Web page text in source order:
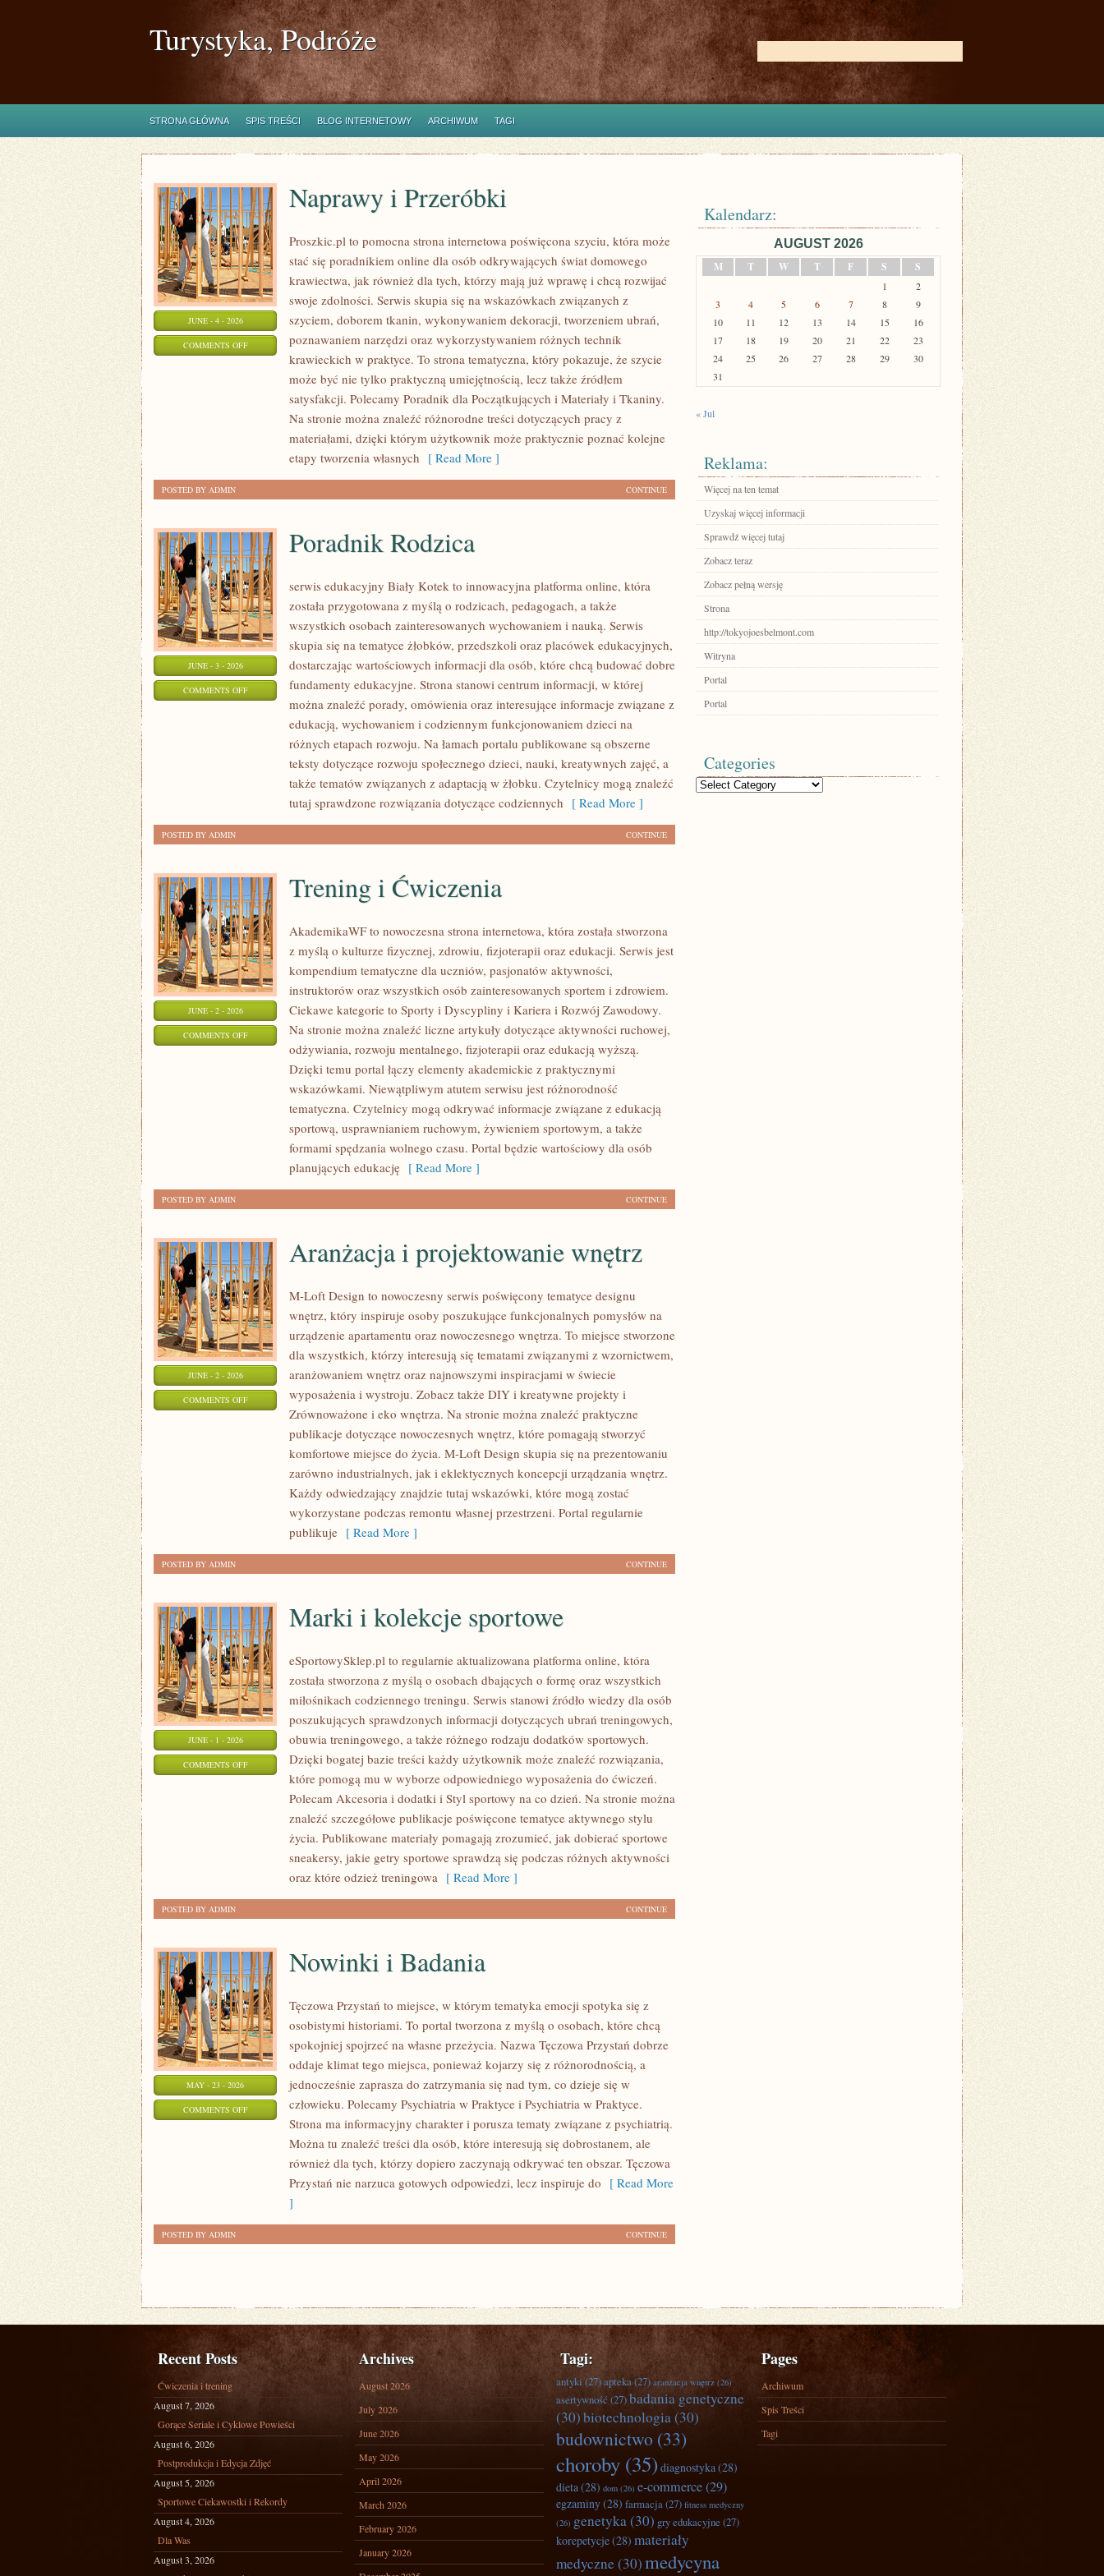
Turystyka, Podróże
STRONA GŁÓWNA SPIS TREŚCI BLOG INTERNETOWY ARCHIWUM TAGI
JUNE - 4 - 2026
COMMENTS OFFON
PRZERÓBKI
Naprawy i Przeróbki
Proszkic.pl to pomocna strona internetowa poświęcona szyciu, która może
stać się poradnikiem online dla osób odkrywających świat domowego
krawiectwa, jak również dla tych, którzy mają już wprawę i chcą rozwijać
swoje zdolności. Serwis skupia się na wskazówkach związanych z
szyciem, doborem tkanin, wykonywaniem dekoracji, tworzeniem ubrań,
poznawaniem narzędzi oraz wykorzystywaniem różnych technik
krawieckich w praktyce. To strona tematyczna, który pokazuje, że szycie
może być nie tylko praktyczną umiejętnością, lecz także źródłem
satysfakcji. Polecamy Poradnik dla Początkujących i Materiały i Tkaniny.
Na stronie można znaleźć różnorodne treści dotyczących pracy z
materiałami, dzięki którym użytkownik może praktycznie poznać kolejne
etapy tworzenia własnych [ Read More ]
CONTINUE
POSTED BY ADMIN
JUNE - 3 - 2026
COMMENTS OFFON
Poradnik Rodzica
serwis edukacyjny Biały Kotek to innowacyjna platforma online, która
została przygotowana z myślą o rodzicach, pedagogach, a także
wszystkich osobach zainteresowanych wychowaniem i nauką. Serwis
skupia się na tematyce żłobków, przedszkoli oraz placówek edukacyjnych,
dostarczając wartościowych informacji dla osób, które chcą budować dobre
fundamenty edukacyjne. Strona stanowi centrum informacji, w której
można znaleźć porady, omówienia oraz interesujące informacje związane z
edukacją, wychowaniem i codziennym funkcjonowaniem dzieci na
różnych etapach rozwoju. Na łamach portalu publikowane są obszerne
teksty dotyczące rozwoju społecznego dzieci, nauki, kreatywnych zajęć, a
także tematów związanych z adaptacją w żłobku. Czytelnicy mogą znaleźć
tutaj sprawdzone rozwiązania dotyczące codziennych [ Read More ]
CONTINUE
POSTED BY ADMIN
JUNE - 2 - 2026
COMMENTS OFFON
ĆWICZENIA
Trening i Ćwiczenia
AkademikaWF to nowoczesna strona internetowa, która została stworzona
z myślą o kulturze fizycznej, zdrowiu, fizjoterapii oraz edukacji. Serwis jest
kompendium tematyczne dla uczniów, pasjonatów aktywności,
instruktorów oraz wszystkich osób zainteresowanych sportem i zdrowiem.
Ciekawe kategorie to Sporty i Dyscypliny i Kariera i Rozwój Zawodowy.
Na stronie można znaleźć liczne artykuły dotyczące aktywności ruchowej,
odżywiania, rozwoju mentalnego, fizjoterapii oraz edukacją wyższą.
Dzięki temu portal łączy elementy akademickie z praktycznymi
wskazówkami. Niewątpliwym atutem serwisu jest różnorodność
tematyczna. Czytelnicy mogą odkrywać informacje związane z edukacją
sportową, usprawnianiem ruchowym, żywieniem sportowym, a także
formami spędzania wolnego czasu. Portal będzie wartościowy dla osób
planujących edukację [ Read More ]
CONTINUE
POSTED BY ADMIN
JUNE - 2 - 2026
COMMENTS OFFON
ARANŻACJA
PROJEKTOWANIE
Aranżacja i projektowanie wnętrz
M-Loft Design to nowoczesny serwis poświęcony tematyce designu
wnętrz, który inspiruje osoby poszukujące funkcjonalnych pomysłów na
urządzenie apartamentu oraz nowoczesnego wnętrza. To miejsce stworzone
dla wszystkich, którzy interesują się tematami związanymi z wzornictwem,
aranżowaniem wnętrz oraz najnowszymi inspiracjami w świecie
wyposażenia i wystroju. Zobacz także DIY i kreatywne projekty i
Zrównoważone i eko wnętrza. Na stronie można znaleźć praktyczne
publikacje dotyczące nowoczesnych wnętrz, które pomagają stworzyć
komfortowe miejsce do życia. M-Loft Design skupia się na prezentowaniu
zarówno industrialnych, jak i eklektycznych koncepcji urządzania wnętrz.
Każdy odwiedzający znajdzie tutaj wskazówki, które mogą zostać
wykorzystane podczas remontu własnej przestrzeni. Portal regularnie
publikuje [ Read More ]
CONTINUE
POSTED BY ADMIN
JUNE - 1 - 2026
COMMENTS OFFON
SPORTOWE
Marki i kolekcje sportowe
eSportowySklep.pl to regularnie aktualizowana platforma online, która
została stworzona z myślą o osobach dbających o formę oraz wszystkich
miłośnikach codziennego treningu. Serwis stanowi źródło wiedzy dla osób
poszukujących sprawdzonych informacji dotyczących ubrań treningowych,
obuwia treningowego, a także różnego rodzaju dodatków sportowych.
Dzięki bogatej bazie treści każdy użytkownik może znaleźć rozwiązania,
które pomogą mu w wyborze odpowiedniego wyposażenia do ćwiczeń.
Polecam Akcesoria i dodatki i Styl sportowy na co dzień. Na stronie można
znaleźć szczegółowe publikacje poświęcone tematyce aktywnego stylu
życia. Publikowane materiały pomagają zrozumieć, jak dobierać sportowe
sneakersy, jakie getry sportowe sprawdzą się podczas różnych aktywności
oraz które odzież treningowa [ Read More ]
CONTINUE
POSTED BY ADMIN
MAY - 23 - 2026
COMMENTS OFFON
Nowinki i Badania
Tęczowa Przystań to miejsce, w którym tematyka emocji spotyka się z
osobistymi historiami. To portal tworzona z myślą o osobach, które chcą
spokojniej spojrzeć na własne przeżycia. Nazwa Tęczowa Przystań dobrze
oddaje klimat tego miejsca, ponieważ kojarzy się z różnorodnością, a
jednocześnie zaprasza do zatrzymania się nad tym, co dzieje się w
człowieku. Polecamy Psychiatria w Praktyce i Psychiatria w Praktyce.
Strona ma informacyjny charakter i porusza tematy związane z psychiatrią.
Można tu znaleźć treści dla osób, które interesują się dobrostanem, ale
również dla tych, którzy dopiero zaczynają odkrywać ten obszar. Tęczowa
Przystań nie narzuca gotowych odpowiedzi, lecz inspiruje do [ Read More
]
CONTINUE
POSTED BY ADMIN
Kalendarz:
AUGUST 2026
M
T W T F S S
1
2
3
4 5 6 7 8
9
10
11 12 13 14 15
16
17
18 19 20 21 22
23
24
25 26 27 28 29
30
31
« Jul
Reklama:
Więcej na ten temat
Uzyskaj więcej informacji
Sprawdź więcej tutaj
Zobacz teraz
Zobacz pełną wersję
Strona
http://tokyojoesbelmont.com
Witryna
Portal
Portal
Categories
Categories
Recent Posts
Ćwiczenia i trening
August 7, 2026
Gorące Seriale i Cyklowe Powieści
August 6, 2026
Postprodukcja i Edycja Zdjęć
August 5, 2026
Sportowe Ciekawostki i Rekordy
August 4, 2026
Dla Was
August 3, 2026
Archives
August 2026
July 2026
June 2026
May 2026
April 2026
March 2026
February 2026
January 2026
Tagi:
antyki(27)apteka(27) aranżacja wnętrz (26)
asertywność (27)badania genetyczne
(30)biotechnologia(30)
budownictwo (33)
choroby (35) diagnostyka(28)
dieta(28) dom (26) e-commerce(29)
egzaminy(28) farmacja(27) fitness medyczny
(26) genetyka(30) gry edukacyjne (27)
korepetycje(28) materiały
medyczne (30)medycyna
Pages
Archiwum
Spis Treści
Tagi